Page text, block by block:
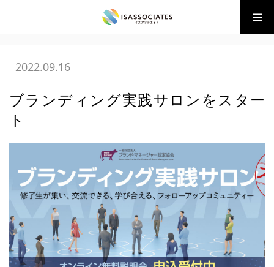
(財)BM協会 講座・イベント
07 ブランディ
2022.09.16
ブランディング実践サロンをスター
ト